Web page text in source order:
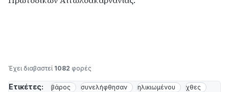
Έχει διαβαστεί 1082 φορές
Ετικέτες: βάρος συνελήφθησαν ηλικιωμένου
χθες